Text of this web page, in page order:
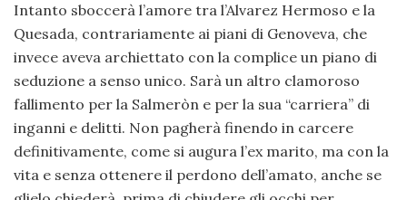
Intanto sboccerà l’amore tra l’Alvarez Hermoso e la
Quesada, contrariamente ai piani di Genoveva, che
invece aveva archiettato con la complice un piano di
seduzione a senso unico. Sarà un altro clamoroso
fallimento per la Salmeròn e per la sua “carriera” di
inganni e delitti. Non pagherà finendo in carcere
definitivamente, come si augura l’ex marito, ma con la
vita e senza ottenere il perdono dell’amato, anche se